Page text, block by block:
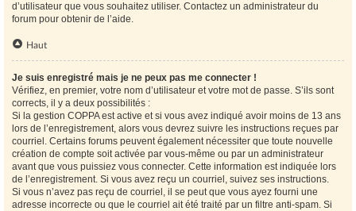
d’utilisateur que vous souhaitez utiliser. Contactez un administrateur du
forum pour obtenir de l’aide.
Haut
Je suis enregistré mais je ne peux pas me connecter !
Vérifiez, en premier, votre nom d’utilisateur et votre mot de passe. S’ils sont
corrects, il y a deux possibilités :
Si la gestion COPPA est active et si vous avez indiqué avoir moins de 13 ans
lors de l’enregistrement, alors vous devrez suivre les instructions reçues par
courriel. Certains forums peuvent également nécessiter que toute nouvelle
création de compte soit activée par vous-même ou par un administrateur
avant que vous puissiez vous connecter. Cette information est indiquée lors
de l’enregistrement. Si vous avez reçu un courriel, suivez ses instructions.
Si vous n’avez pas reçu de courriel, il se peut que vous ayez fourni une
adresse incorrecte ou que le courriel ait été traité par un filtre anti-spam. Si